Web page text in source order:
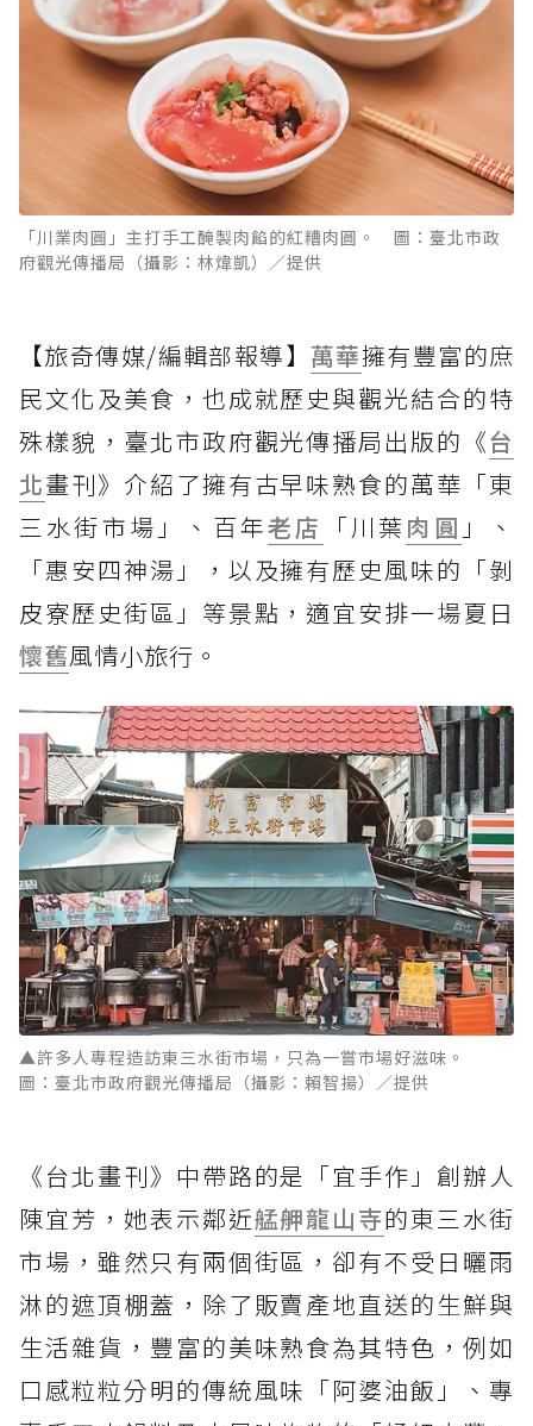
「川業肉圓」主打手工醃製肉餡的紅糟肉圓。 圖：臺北市政
府觀光傳播局（攝影：林煒凱）／提供
【旅奇傳媒/編輯部報導】萬華擁有豐富的庶
民文化及美食，也成就歷史與觀光結合的特
殊樣貌，臺北市政府觀光傳播局出版的《台
北畫刊》介紹了擁有古早味熟食的萬華「東
三水街市場」、百年老店 「川葉 肉圓 」、
「惠安四神湯」，以及擁有歷史風味的「剝
皮寮歷史街區」等景點，適宜安排一場夏日
懷舊風情小旅行。
▲許多人專程造訪東三水街市場，只為一嘗市場好滋味。
圖：臺北市政府觀光傳播局（攝影：賴智揚）／提供
《台北畫刊》中帶路的是「宜手作」創辦人
陳宜芳，她表示鄰近艋舺龍山寺的東三水街
市場，雖然只有兩個街區，卻有不受日曬雨
淋的遮頂棚蓋，除了販賣產地直送的生鮮與
生活雜貨，豐富的美味熟食為其特色，例如
口感粒粒分明的傳統風味「阿婆油飯」、專